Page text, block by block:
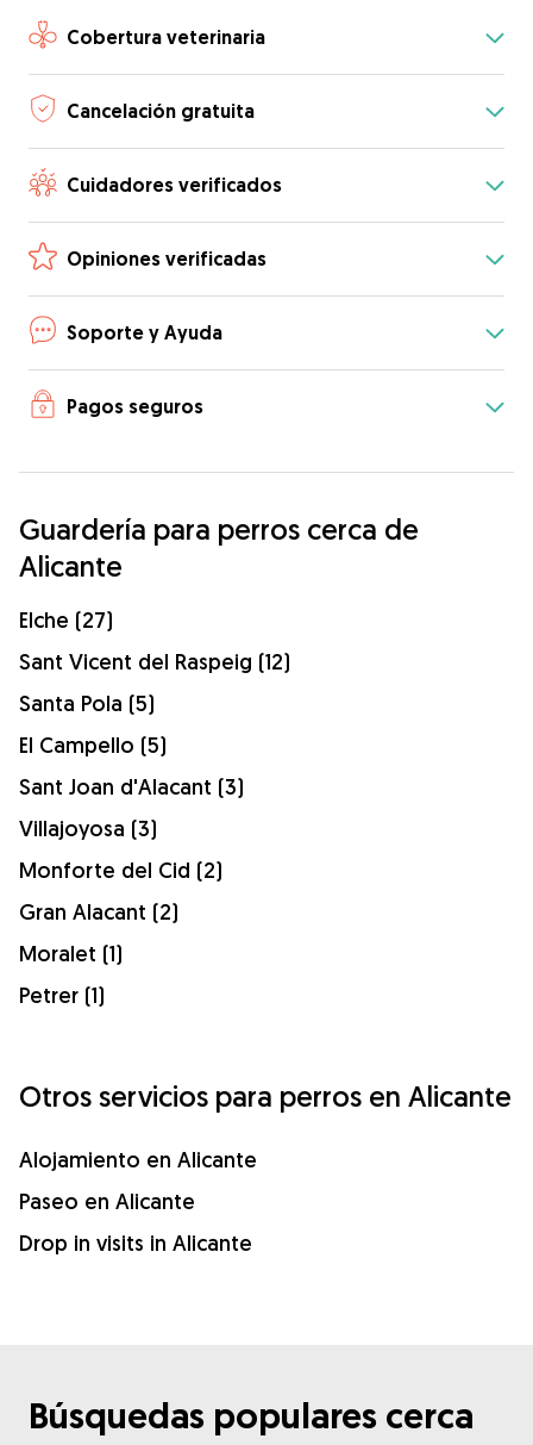
Cobertura veterinaria
Cancelación gratuita
Cuidadores verificados
Opiniones verificadas
Soporte y Ayuda
Pagos seguros
Guardería para perros cerca de
Alicante
Elche (27)
Sant Vicent del Raspeig (12)
Santa Pola (5)
El Campello (5)
Sant Joan d'Alacant (3)
Villajoyosa (3)
Monforte del Cid (2)
Gran Alacant (2)
Moralet (1)
Petrer (1)
Otros servicios para perros en Alicante
Alojamiento en Alicante
Paseo en Alicante
Drop in visits in Alicante
Búsquedas populares cerca